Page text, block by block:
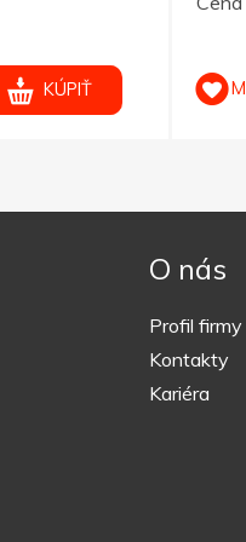
KÚPIŤ
O nás
Profil firmy
Kontakty
Kariéra